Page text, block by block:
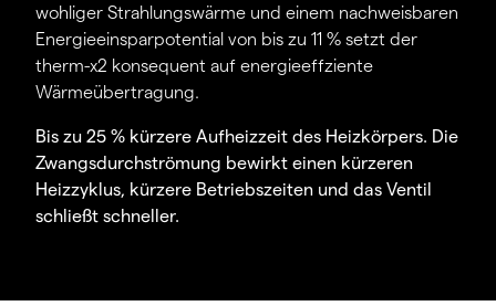
wohliger Strahlungswärme und einem nachweisbaren
Energieeinsparpotential von bis zu 11 % setzt der
therm-x2 konsequent auf energieeffziente
Wärmeübertragung.
Bis zu 25 % kürzere Aufheizzeit des Heizkörpers. Die
Zwangsdurchströmung bewirkt einen kürzeren
Heizzyklus, kürzere Betriebszeiten und das Ventil
schließt schneller.